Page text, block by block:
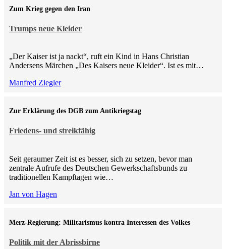
Trumps neue Kleider
Zum Krieg gegen den Iran
„Der Kaiser ist ja nackt“, ruft ein Kind in Hans Christian
Andersens Märchen „Des Kaisers neue Kleider“. Ist es mit…
Manfred Ziegler
Friedens- und streikfähig
Zur Erklärung des DGB zum Antikriegstag
Seit geraumer Zeit ist es besser, sich zu setzen, bevor man
zentrale Aufrufe des Deutschen Gewerkschaftsbunds zu
traditionellen Kampftagen wie…
Jan von Hagen
Politik mit der Abrissbirne
Merz-Regierung: Militarismus kontra Inte­ressen des Volkes